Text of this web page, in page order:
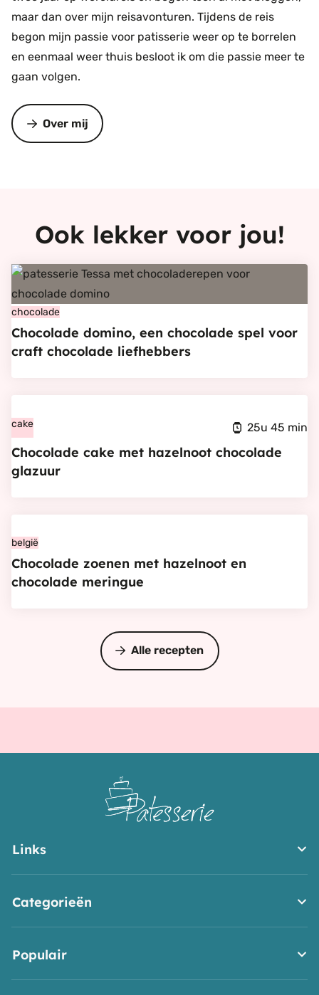
maar dan over mijn reisavonturen. Tijdens de reis
begon mijn passie voor patisserie weer op te borrelen
en eenmaal weer thuis besloot ik om die passie meer te
gaan volgen.
Over mij
Ook lekker voor jou!
Bekijk
Chocolade
domino,
een
chocolade
liefhebbers
chocolade
Chocolade domino, een chocolade spel voor
craft chocolade liefhebbers
Chocolade
cake
met
cake 25u 45 min
Chocolade cake met hazelnoot chocolade
glazuur
Chocolade
zoenen
met
belgië
Chocolade zoenen met hazelnoot en
chocolade meringue
Alle recepten
Links
Categorieën
Populair